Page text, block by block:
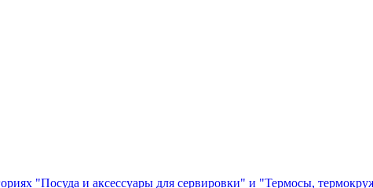
"Посуда и аксессуары для сервировки" и "Термосы,